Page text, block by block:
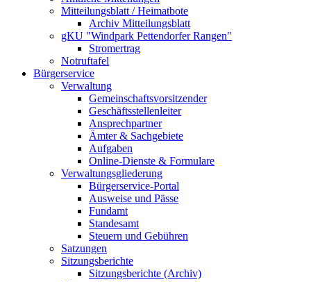
Mitteilungsblatt / Heimatbote
Archiv Mitteilungsblatt
gKU "Windpark Pettendorfer Rangen"
Stromertrag
Notruftafel
Bürgerservice
Verwaltung
Gemeinschaftsvorsitzender
Geschäftsstellenleiter
Ansprechpartner
Ämter & Sachgebiete
Aufgaben
Online-Dienste & Formulare
Verwaltungsgliederung
Bürgerservice-Portal
Ausweise und Pässe
Fundamt
Standesamt
Steuern und Gebühren
Satzungen
Sitzungsberichte
Sitzungsberichte (Archiv)